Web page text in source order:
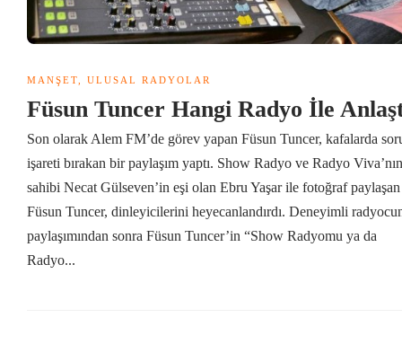
MANŞET ULUSAL RADYOLAR
Füsun Tuncer Hangi Radyo İle
Son olarak Alem FM’de görev yapan Füsun Tuncer, kafalarda
işareti bırakan bir paylaşım yaptı. Show Radyo ve Radyo Viva’nın
sahibi Necat Gülseven’in eşi olan Ebru Yaşar ile fotoğraf paylaşan
Füsun Tuncer, dinleyicilerini heyecanlandırdı. Deneyimli
paylaşımından sonra Füsun Tuncer’in “Show Radyomu ya da
Radyo...